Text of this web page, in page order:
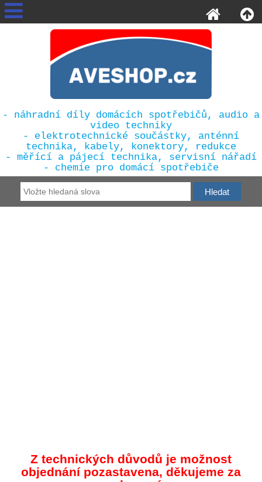
- náhradní díly domácích spotřebičů, audio a
video techniky
- elektrotechnické součástky, anténní
technika, kabely, konektory, redukce
- měřící a pájecí technika, servisní nářadí
- chemie pro domácí spotřebiče
Z technických důvodů je možnost
objednání pozastavena, děkujeme za